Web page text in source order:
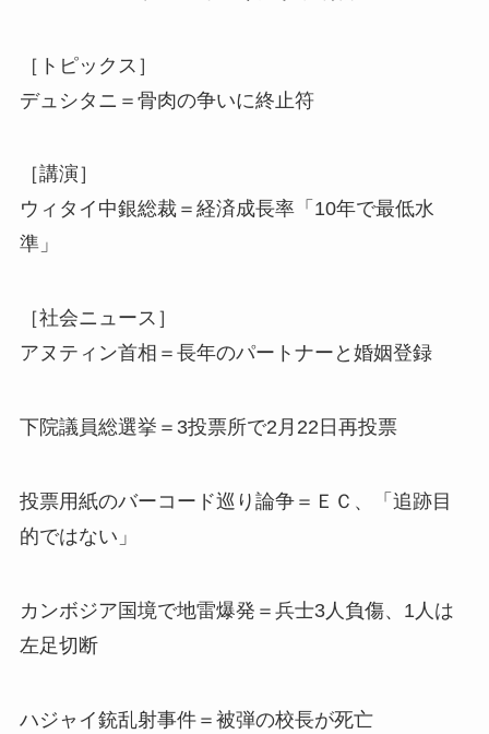
［トピックス］
デュシタニ＝骨肉の争いに終止符
［講演］
ウィタイ中銀総裁＝経済成長率「10年で最低水
準」
［社会ニュース］
アヌティン首相＝長年のパートナーと婚姻登録
下院議員総選挙＝3投票所で2月22日再投票
投票用紙のバーコード巡り論争＝ＥＣ、「追跡目
的ではない」
カンボジア国境で地雷爆発＝兵士3人負傷、1人は
左足切断
ハジャイ銃乱射事件＝被弾の校長が死亡